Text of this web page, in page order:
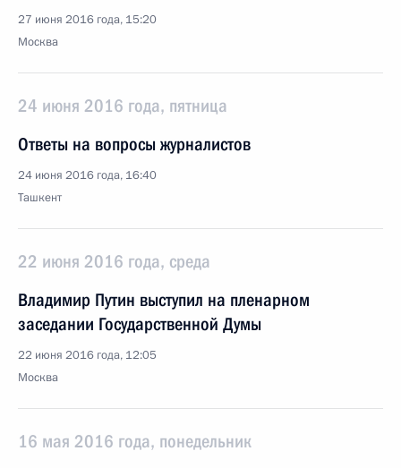
27 июня 2016 года, 15:20
Москва
24 июня 2016 года, пятница
Ответы на вопросы журналистов
24 июня 2016 года, 16:40
Ташкент
22 июня 2016 года, среда
Владимир Путин выступил на пленарном
заседании Государственной Думы
22 июня 2016 года, 12:05
Москва
16 мая 2016 года, понедельник